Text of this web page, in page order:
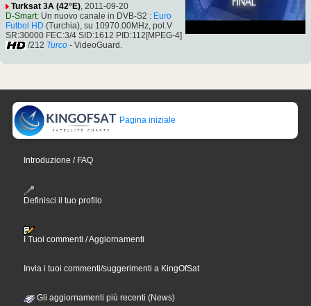
Turksat 3A (42°E) , 2011-09-20
D-Smart: Un nuovo canale in DVB-S2 : Euro
Futbol HD (Turchia), su 10970.00MHz, pol.V
SR:30000 FEC:3/4 SID:1612 PID:112[MPEG-4]
/212 Turco - VideoGuard.
Pagina iniziale
Introduzione / FAQ
Definisci il tuo profilo
I Tuoi commenti / Aggiornamenti
Invia i tuoi commenti/suggerimenti a KingOfSat
Gli aggiornamenti più recenti (News)